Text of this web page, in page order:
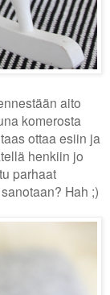
aito
komerosta
ottaa esiin ja
henkiin jo
parhaat
Hah ;)